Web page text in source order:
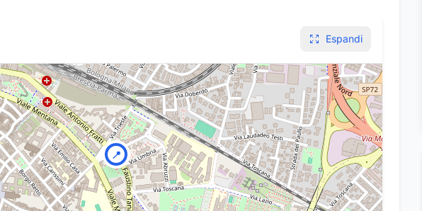
Espandi
📍